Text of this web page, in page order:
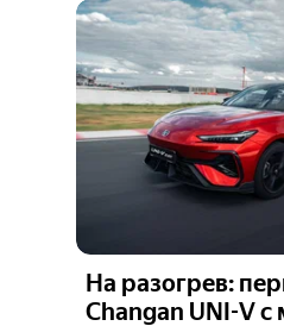
На разогрев:
Changan UNI-V